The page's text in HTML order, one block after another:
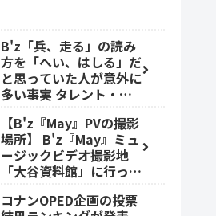
B'z「兵、走る」の読み
方を「へい、はしる」だ
と思っていた人が意外に
多い事実 タレント・ベ
【B'z『May』PVの撮影
場所】 B'z『May』ミュ
ージックビデオ撮影地
「大谷資料館」に行って
コナンOPED企画の投票